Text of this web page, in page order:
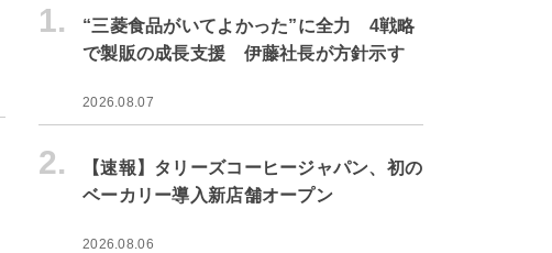
1.
“三菱食品がいてよかった”に全力 4戦略
で製販の成長支援 伊藤社長が方針示す
2026.08.07
2.
【速報】タリーズコーヒージャパン、初の
ベーカリー導入新店舗オープン
2026.08.06